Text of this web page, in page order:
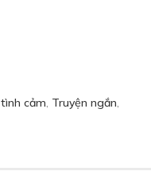
tình cảm, Truyện ngắn,